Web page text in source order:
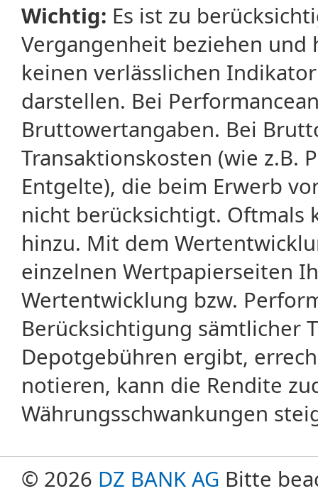
Wichtig: Es ist zu
Vergangenheit beziehen
keinen verlässlichen
darstellen. Bei
Bruttowertangaben. Bei
Transaktionskosten (wie z.B.
Entgelte), die beim Erwerb
nicht berücksichtigt. Oftmals
hinzu. Mit dem
einzelnen Wertpapierseiten
Wertentwicklung bzw.
Berücksichtigung sämtlicher
Depotgebühren ergibt,
notieren, kann die Rendite
Währungsschwankungen
© 2026 DZ BANK AG Bitte